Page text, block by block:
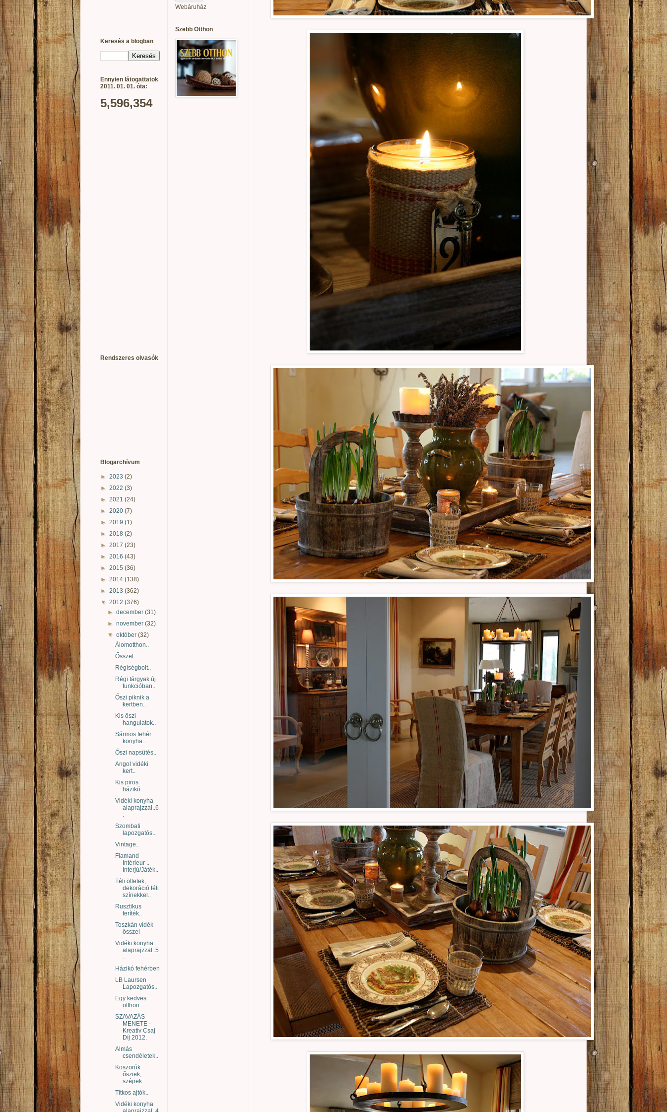
Keresés a blogban
Ennyien látogattatok
2011. 01. 01. óta:
5,596,354
Rendszeres olvasók
Blogarchívum
► 2023 (2)
► 2022 (3)
► 2021 (24)
► 2020 (7)
► 2019 (1)
► 2018 (2)
► 2017 (23)
► 2016 (43)
► 2015 (36)
► 2014 (138)
► 2013 (362)
▼ 2012 (376)
►december(31)
►november(32)
▼október(32)
Álomotthon..
Ősszel..
Régiségbolt..
Régi tárgyak új
funkcióban..
Őszi piknik a
kertben..
Kis őszi
hangulatok..
Sármos fehér
konyha..
Őszi napsütés..
Angol vidéki
kert..
Kis piros
házikó..
Vidéki konyha
alaprajzzal..6
Szombati
lapozgatós..
Vintage..
Flamand
Intérieur ..
Interjú/Játék..
Téli ötletek,
dekoráció téli
színekkel..
Rusztikus
teríték..
Toszkán vidék
ősszel
Vidéki konyha
alaprajzzal..5
Házikó fehérben
LB Laursen
Lapozgatós..
Egy kedves
otthon..
SZAVAZÁS
MENETE -
Kreatív Csaj
Díj 2012.
Almás
csendéletek..
Koszorúk
ősziek,
szépek..
Titkos ajtók..
Vidéki konyha
Webáruház
Szebb Otthon